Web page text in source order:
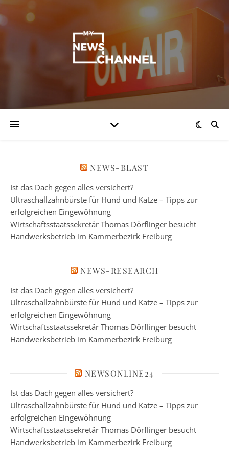
NEWS-BLAST
Ist das Dach gegen alles versichert?
Ultraschallzahnbürste für Hund und Katze – Tipps zur
erfolgreichen Eingewöhnung
Wirtschaftsstaatssekretär Thomas Dörflinger besucht
Handwerksbetrieb im Kammerbezirk Freiburg
NEWS-RESEARCH
Ist das Dach gegen alles versichert?
Ultraschallzahnbürste für Hund und Katze – Tipps zur
erfolgreichen Eingewöhnung
Wirtschaftsstaatssekretär Thomas Dörflinger besucht
Handwerksbetrieb im Kammerbezirk Freiburg
NEWSONLINE24
Ist das Dach gegen alles versichert?
Ultraschallzahnbürste für Hund und Katze – Tipps zur
erfolgreichen Eingewöhnung
Wirtschaftsstaatssekretär Thomas Dörflinger besucht
Handwerksbetrieb im Kammerbezirk Freiburg